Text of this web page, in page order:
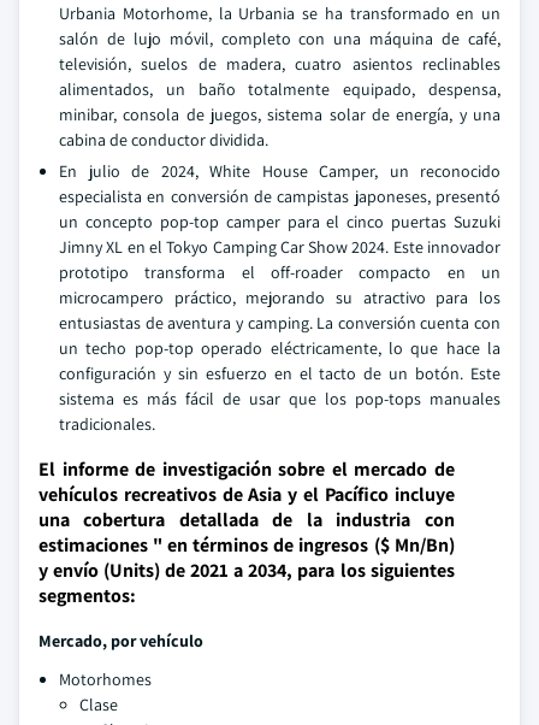
Urbania Motorhome, la Urbania se ha transformado en un
salón de lujo móvil, completo con una máquina de café,
televisión, suelos de madera, cuatro asientos reclinables
alimentados, un baño totalmente equipado, despensa,
minibar, consola de juegos, sistema solar de energía, y una
cabina de conductor dividida.
En julio de 2024, White House Camper, un reconocido
especialista en conversión de campistas japoneses, presentó
un concepto pop-top camper para el cinco puertas Suzuki
Jimny XL en el Tokyo Camping Car Show 2024. Este innovador
prototipo transforma el off-roader compacto en un
microcampero práctico, mejorando su atractivo para los
entusiastas de aventura y camping. La conversión cuenta con
un techo pop-top operado eléctricamente, lo que hace la
configuración y sin esfuerzo en el tacto de un botón. Este
sistema es más fácil de usar que los pop-tops manuales
tradicionales.
El informe de investigación sobre el mercado de
vehículos recreativos de Asia y el Pacífico incluye
una cobertura detallada de la industria con
estimaciones " en términos de ingresos ($ Mn/Bn)
y envío (Units) de 2021 a 2034, para los siguientes
segmentos:
Mercado, por vehículo
Motorhomes
Clase